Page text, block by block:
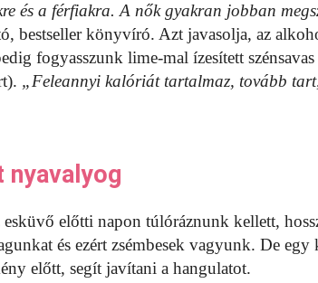
és a férfiakra. A nők gyakran jobban
bestseller könyvíró. Azt javasolja, az
fogyasszunk lime-mal ízesített
„Feleannyi kalóriát tartalmaz, tovább
nyavalyog
előtti napon túlóráznunk kellett,
és ezért zsémbesek vagyunk. De egy
előtt, segít javítani a hangulatot.